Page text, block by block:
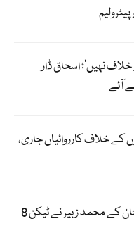
نہیں’؛ اسحاق ڈار
آئے
خلاف کارروائیاں جاری،
ای اسپورٹس ورلڈ کپ؛ پاکستان کے محمد زبیر نے ٹیکن 8